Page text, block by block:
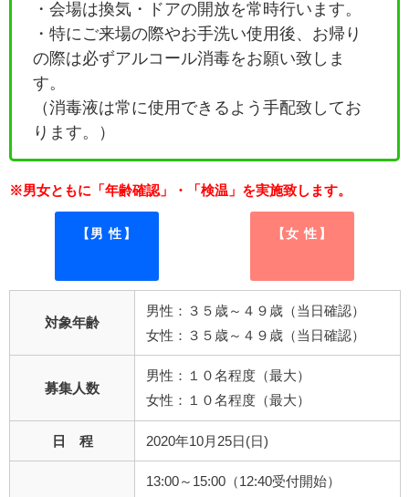
・会場は換気・ドアの開放を常時行います。
・特にご来場の際やお手洗い使用後、お帰り
の際は必ずアルコール消毒をお願い致しま
す。
（消毒液は常に使用できるよう手配致してお
ります。）
※男女ともに「年齢確認」・「検温」を実施致します。
【男 性】 【女 性】
対象年齢
男性：３５歳～４９歳（当日確認）
女性：３５歳～４９歳（当日確認）
募集人数
男性：１０名程度（最大）
女性：１０名程度（最大）
日 程 2020年10月25日(日)
13:00～15:00（12:40受付開始）